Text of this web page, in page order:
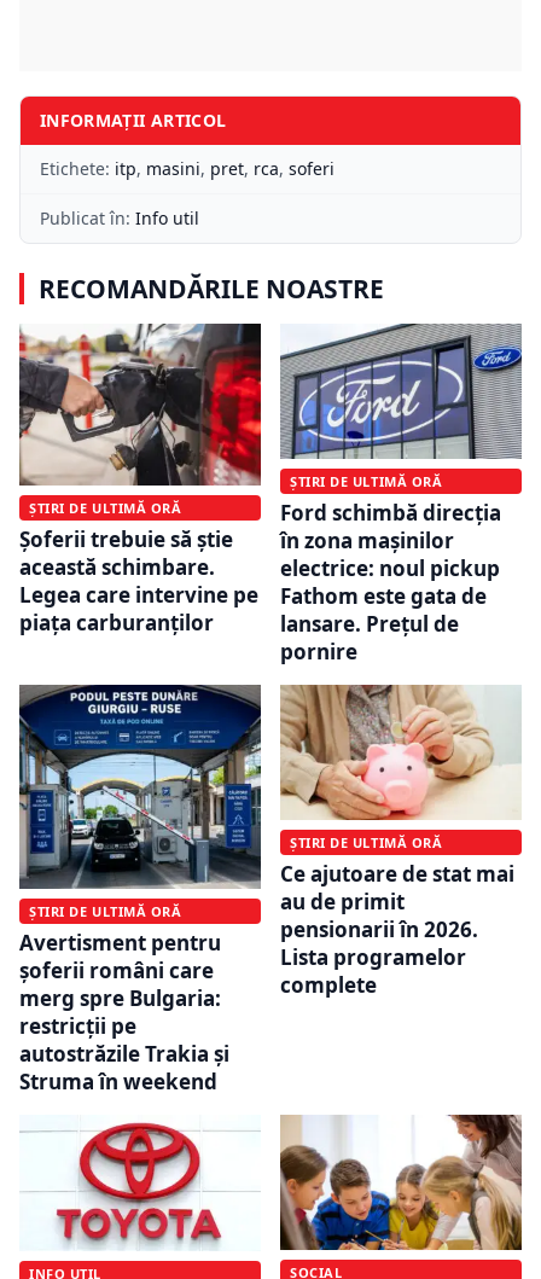
INFORMAȚII ARTICOL
Etichete: itp, masini, pret, rca, soferi
Publicat în: Info util
RECOMANDĂRILE NOASTRE
ȘTIRI DE ULTIMĂ ORĂ
Șoferii trebuie să știe
această schimbare.
Legea care intervine pe
piața carburanților
ȘTIRI DE ULTIMĂ ORĂ
Ford schimbă direcția
în zona mașinilor
electrice: noul pickup
Fathom este gata de
lansare. Prețul de
pornire
ȘTIRI DE ULTIMĂ ORĂ
Avertisment pentru
șoferii români care
merg spre Bulgaria:
restricții pe
autostrăzile Trakia și
Struma în weekend
ȘTIRI DE ULTIMĂ ORĂ
Ce ajutoare de stat mai
au de primit
pensionarii în 2026.
Lista programelor
complete
INFO UTIL SOCIAL